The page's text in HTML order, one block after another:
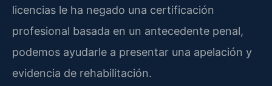
licencias le ha negado una certificación
profesional basada en un antecedente penal,
podemos ayudarle a presentar una apelación y
evidencia de rehabilitación.